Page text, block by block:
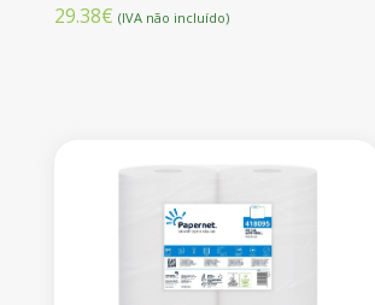
29.38€ (IVA não incluído)